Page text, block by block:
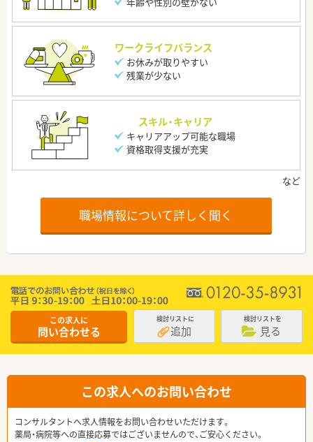
ワークライフバランス
お休みが取りやすい
残業が少ない
スキル・キャリア
キャリアアップ可能な職場
資格取得支援が充実
職場情報について詳しく聞く
この求人に
問い合わせる
検討リストに
追加
検討リストを
見る
この求人へのお問い合わせ
コンサルタントへ求人情報をお問い合わせいただけます。
薬局・病院等への直接応募ではございませんので、ご安心ください。